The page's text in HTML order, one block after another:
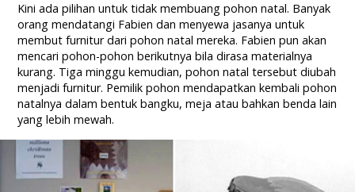
Kini ada pilihan untuk tidak membuang pohon natal. Banyak
orang mendatangi Fabien dan menyewa jasanya untuk
membut furnitur dari pohon natal mereka. Fabien pun akan
mencari pohon-pohon berikutnya bila dirasa materialnya
kurang. Tiga minggu kemudian, pohon natal tersebut diubah
menjadi furnitur. Pemilik pohon mendapatkan kembali pohon
natalnya dalam bentuk bangku, meja atau bahkan benda lain
yang lebih mewah.